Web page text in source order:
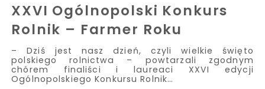
XXVI Ogólnopolski Konkurs
Rolnik – Farmer Roku
– Dziś jest nasz dzień, czyli wielkie święto
polskiego rolnictwa – powtarzali zgodnym
chórem finaliści i laureaci XXVI edycji
Ogólnopolskiego Konkursu Rolnik…